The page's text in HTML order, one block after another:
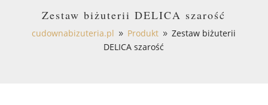
Zestaw biżuterii DELICA szarość
cudownabizuteria.pl 9 Produkt 9 Zestaw biżuterii
DELICA szarość